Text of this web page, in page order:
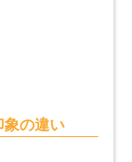
の違い